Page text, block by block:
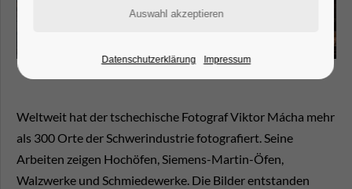
Weltweit hat der tschechische Fotograf Viktor Mácha mehr
als 300 Orte der Schwerindustrie fotografiert. Seine
Arbeiten zeigen Hochöfen, Siemens-Martin-Öfen,
Walzwerke und Schmiedewerke. Die Bilder entstanden
Datenschutzerklärung Impressum